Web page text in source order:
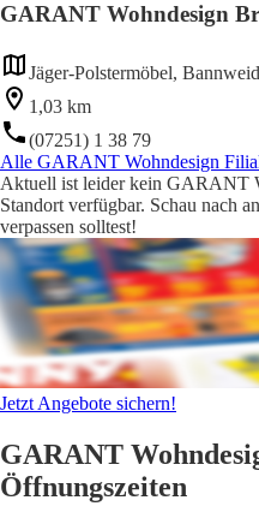
GARANT Wohndesign
Jäger-Polstermöbel,
1,03 km
(07251) 1 38 79
Alle GARANT Wohndesign
Aktuell ist leider kein GARANT
Standort verfügbar. Schau nach
verpassen solltest!
Jetzt Angebote sichern!
GARANT
Öffnungszeiten